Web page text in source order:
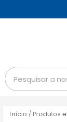
Início / Produtos